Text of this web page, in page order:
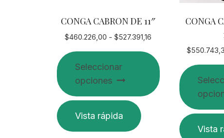
CONGA CABRON DE 11″
$460.226,00 - $527.391,16
precios:
desde
$460.226,00
hasta
$527.391,16
Seleccionar
opciones
Este
producto
tiene
Vista rápida
CONGA
$
Este
producto
Vista